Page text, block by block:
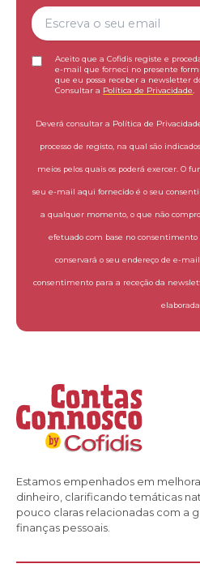
Aceito que a Cofidis registe e
e-mail que forneci no presente
que eu possa receber a newsletter
Consultar a Política de Privacidade
Deverá consultar a Política de
processo de registo, na qual são
meios pelos quais os poderá exercer. O
seu e-mail aqui fornecido é o seu
a qualquer momento, o que não
efetuado com base no
conservará o seu endereço de e-
consentimento para a receção da
Estamos empenhados em
dinheiro, clarificando temáticas
pouco claras relacionadas com a
finanças pessoais.